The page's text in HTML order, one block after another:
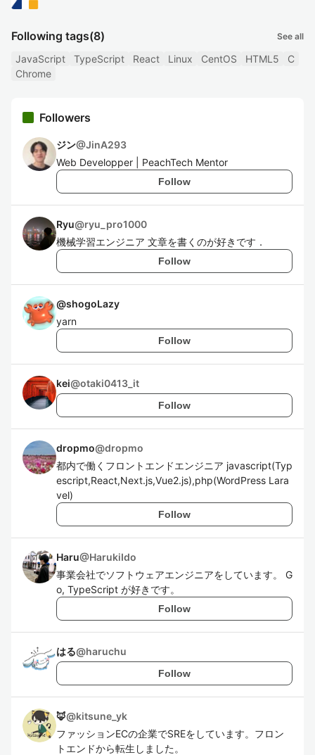
Following tags(8) See all
JavaScript TypeScript React Linux CentOS HTML5
C
Chrome
Followers
ジン@JinA293
Web Developper | PeachTech Mentor
Follow
Ryu@ryu_pro1000
機械学習エンジニア 文章を書くのが好きです．
Follow
@shogoLazy
yarn
Follow
kei@otaki0413_it
Follow
dropmo@dropmo
都内で働くフロントエンドエンジニア javascript(Typ
escript,React,Next.js,Vue2.js),php(WordPress Lara
vel)
Follow
Haru@HarukiIdo
事業会社でソフトウェアエンジニアをしています。 G
o, TypeScript が好きです。
Follow
はる@haruchu
Follow
🦊@kitsune_yk
ファッションECの企業でSREをしています。フロン
トエンドから転生しました。